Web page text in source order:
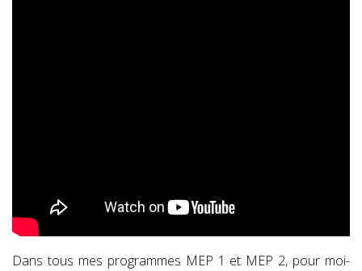
Dans tous mes programmes MEP 1 et MEP 2, pour moi-